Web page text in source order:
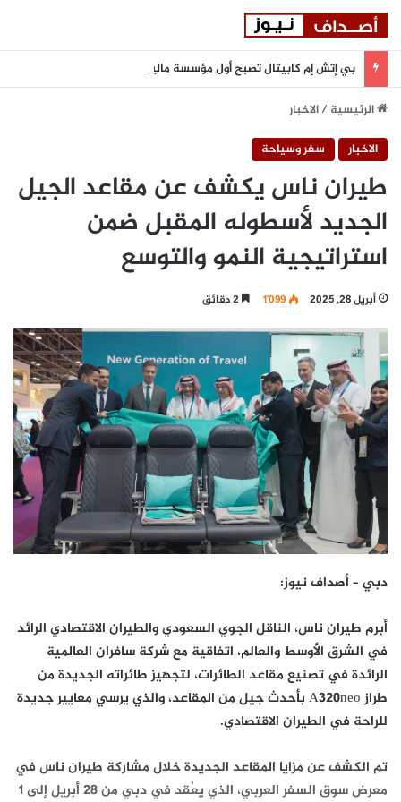
الرئيسية/الاخبار
الاخبار
سفر وسياحة
طيران ناس يكشف عن مقاعد الجيل
الجديد لأسطوله المقبل ضمن
استراتيجية النمو والتوسع
أبريل 28, 2025 1٬099
دبي – أصداف نيوز:
أبرم طيران ناس، الناقل الجوي السعودي والطيران الاقتصادي الرائد
في الشرق الأوسط والعالم، اتفاقية مع شركة سافران العالمية
الرائدة في تصنيع مقاعد الطائرات، لتجهيز طائراته الجديدة من
طراز A320neo بأحدث جيل من المقاعد، والذي يرسي معايير جديدة
للراحة في الطيران الاقتصادي.
تم الكشف عن مزايا المقاعد الجديدة خلال مشاركة طيران ناس في
معرض سوق السفر العربي، الذي يعُقد في دبي من 28 أبريل إلى 1